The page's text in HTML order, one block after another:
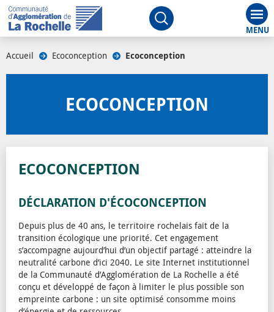
Ouvrir le moteur de
Accueil Ecoconception Ecoconception
ECOCONCEPTION
ECOCONCEPTION
DÉCLARATION D'ÉCOCONCEPTION
Depuis plus de 40 ans, le territoire rochelais fait de la
transition écologique une priorité. Cet engagement
s’accompagne aujourd’hui d’un objectif partagé : atteindre la
neutralité carbone d’ici 2040. Le site Internet institutionnel
de la Communauté d’Agglomération de La Rochelle a été
conçu et développé de façon à limiter le plus possible son
empreinte carbone : un site optimisé consomme moins